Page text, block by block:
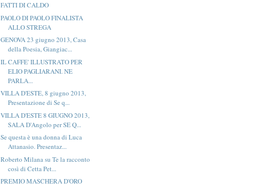
FATTI DI CALDO
PAOLO DI PAOLO FINALISTA
ALLO STREGA
GENOVA 23 giugno 2013, Casa
della Poesia, Giangiac...
IL CAFFE' ILLUSTRATO PER
ELIO PAGLIARANI. NE
PARLA...
VILLA D'ESTE, 8 giugno 2013,
Presentazione di Se q...
VILLA D'ESTE 8 GIUGNO 2013,
SALA D'Angolo per SE Q...
Se questa è una donna di Luca
Attanasio. Presentaz...
Roberto Milana su Te la racconto
così di Cetta Pet...
PREMIO MASCHERA D'ORO